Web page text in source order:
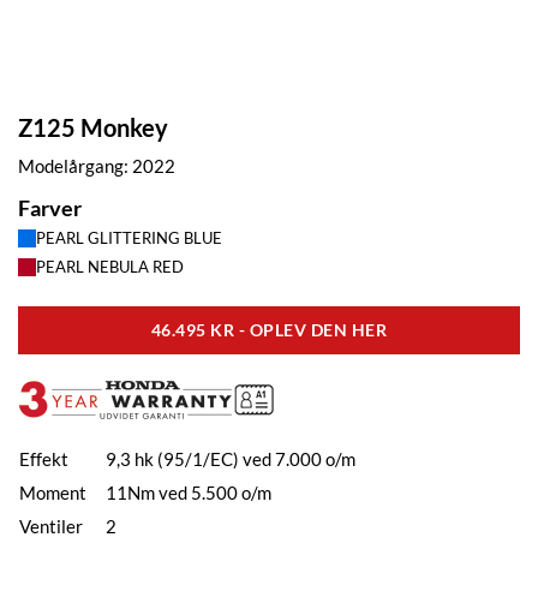
Z125 Monkey
Modelårgang: 2022
Farver
PEARL GLITTERING BLUE
PEARL NEBULA RED
46.495 KR - OPLEV DEN HER
Effekt
9,3 hk (95/1/EC) ved 7.000 o/m
Moment
11Nm ved 5.500 o/m
Ventiler
2